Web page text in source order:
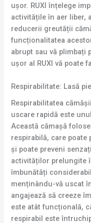
ușor. RUXI înțelege
activitățile în aer liber,
reducerii greutății
funcționalitatea
abrupt sau vă plimbați
ușor al RUXI vă poate
Respirabilitate: Lasă
Respirabilitatea
uscare rapidă este
Această cămașă
respirabilă, care
și poate preveni
activităților prelungite
îmbunătăți
menținându-vă uscat
angajează să creeze
este atât funcțională,
respirabil este